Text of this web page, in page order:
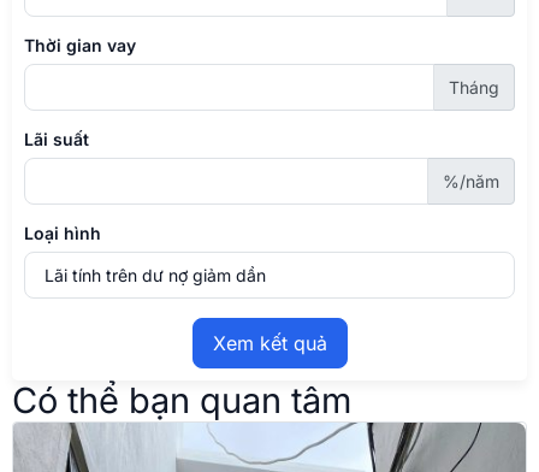
Thời gian vay
Tháng
Lãi suất
%/năm
Loại hình
Xem kết quả
Có thể bạn quan tâm